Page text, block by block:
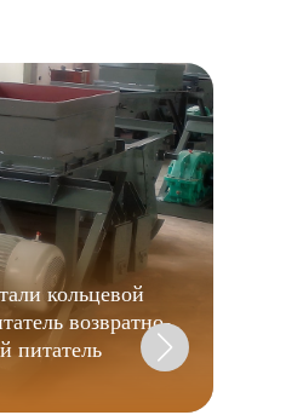
кольцевой
возвратно-
питатель